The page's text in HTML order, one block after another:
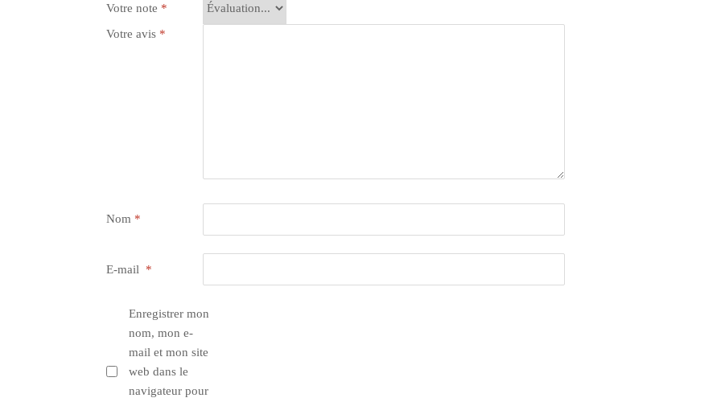
Votre note *
Votre avis *
Nom *
E-mail *
Enregistrer mon
nom, mon e-
mail et mon site
web dans le
navigateur pour